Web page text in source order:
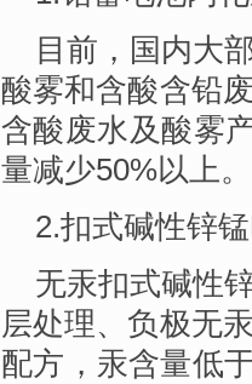
目前，国内大
酸雾和含酸含铅
含酸废水及酸雾
量减少50%以上。
2.扣式碱性锌
无汞扣式碱性
层处理、负极无
配方，汞含量低